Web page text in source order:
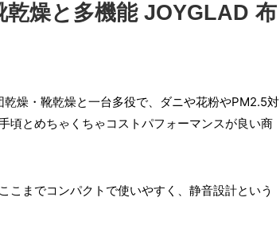
乾燥と多機能 JOYGLAD 布
燥・靴乾燥と一台多役で、ダニや花粉やPM2.5対
頃とめちゃくちゃコストパフォーマンスが良い商
こまでコンパクトで使いやすく、静音設計という